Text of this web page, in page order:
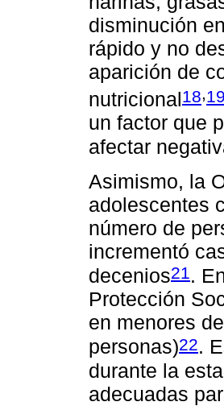
disminución
rápido y no
aparición de
nutricional18,19
un factor que
afectar
Asimismo, la
adolescentes
número de
incrementó
decenios21.
Protección
en menores
personas)22.
durante la
adecuadas